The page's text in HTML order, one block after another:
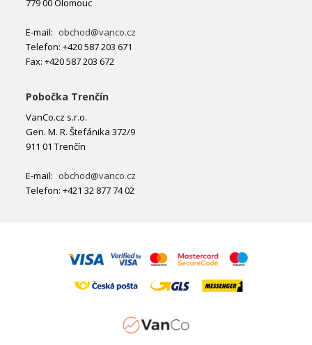
779 00 Olomouc
E-mail: obchod@vanco.cz
Telefon: +420 587 203 671
Fax: +420 587 203 672
Pobočka Trenčín
VanCo.cz s.r.o.
Gen. M. R. Štefánika 372/9
911 01 Trenčín
E-mail: obchod@vanco.cz
Telefon: +421 32 877 74 02